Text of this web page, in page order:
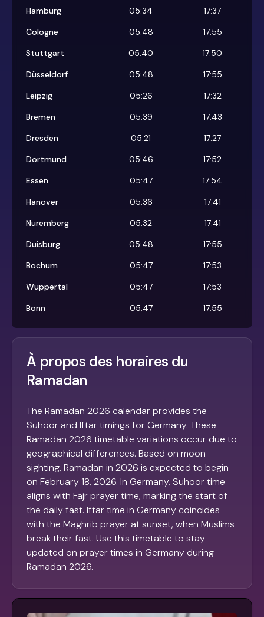
Hamburg
05:34
17:37
Cologne
05:48
17:55
Stuttgart
05:40
17:50
Düsseldorf
05:48
17:55
Leipzig
05:26
17:32
Bremen
05:39
17:43
Dresden
05:21
17:27
Dortmund
05:46
17:52
Essen
05:47
17:54
Hanover
05:36
17:41
Nuremberg
05:32
17:41
Duisburg
05:48
17:55
Bochum
05:47
17:53
Wuppertal
05:47
17:53
Bonn
05:47 17:55
À propos des horaires du
Ramadan
The Ramadan 2026 calendar provides the
Suhoor and Iftar timings for Germany. These
Ramadan 2026 timetable variations occur due to
geographical differences. Based on moon
sighting, Ramadan in 2026 is expected to begin
on February 18, 2026. In Germany, Suhoor time
aligns with Fajr prayer time, marking the start of
the daily fast. Iftar time in Germany coincides
with the Maghrib prayer at sunset, when Muslims
break their fast. Use this timetable to stay
updated on prayer times in Germany during
Ramadan 2026.